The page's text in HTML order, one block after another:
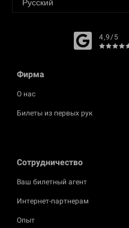
4,9/5
Фирма
О нас
Билеты из первых рук
Cотрудничество
Ваш билетный агент
Интернет-партнерам
Опыт